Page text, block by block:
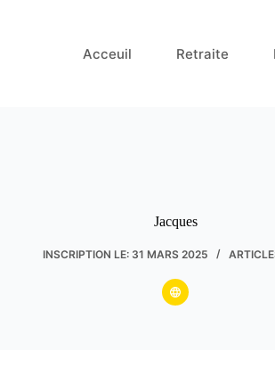
Acceuil Retraite
Jacques
INSCRIPTION LE: 31 MARS 2025